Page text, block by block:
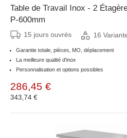
Table de Travail Inox - 2
P-600mm
15 jours ouvrés 16
Garantie totale, pièces, MO, déplacement
La meilleure qualité d'inox
Personnalisation et options possibles
286,45 €
343,74 €